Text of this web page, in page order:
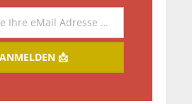
Geben Sie Ihre eMail Adresse ein.
ANMELDEN 📩